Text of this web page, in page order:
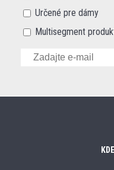
Určené pre dámy
Multisegment